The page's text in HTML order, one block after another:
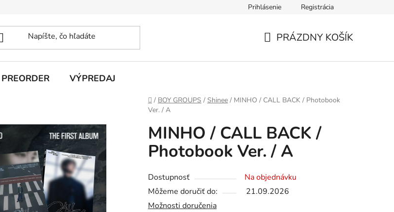
Prihlásenie Registrácia
PRÁZDNY KOŠÍK
PREORDER VÝPREDAJ
Domov
/ BOY GROUPS / Shinee / MINHO / CALL BACK / Photobook
Ver. / A
MINHO / CALL BACK /
Photobook Ver. / A
Dostupnosť
Na objednávku
Môžeme doručiť do:
21.09.2026
Možnosti doručenia